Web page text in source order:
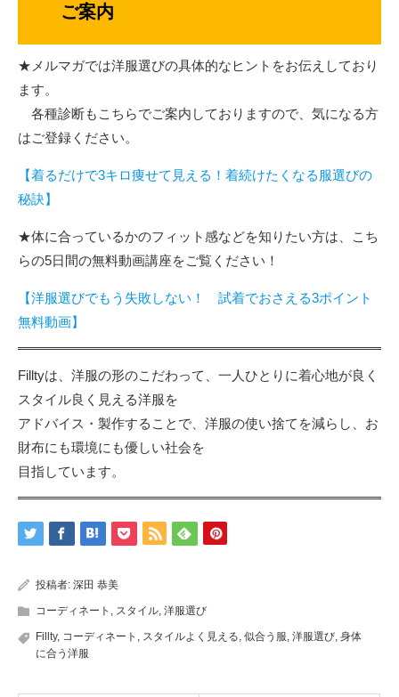
ご案内
★メルマガでは洋服選びの具体的なヒントをお伝えしており
ます。
各種診断もこちらでご案内しておりますので、気になる方
はご登録ください。
【着るだけで3キロ痩せて見える！着続けたくなる服選びの
秘訣】
★体に合っているかのフィット感などを知りたい方は、こち
らの5日間の無料動画講座をご覧ください！
【洋服選びでもう失敗しない！ 試着でおさえる3ポイント
無料動画】
Filltyは、洋服の形のこだわって、一人ひとりに着心地が良く
スタイル良く見える洋服を
アドバイス・製作することで、洋服の使い捨てを減らし、お
財布にも環境にも優しい社会を
目指しています。
投稿者: 深田 恭美
コーディネート , スタイル, 洋服選び
Fillty, コーディネート , スタイルよく見える, 似合う服, 洋服選び, 身体
に合う洋服